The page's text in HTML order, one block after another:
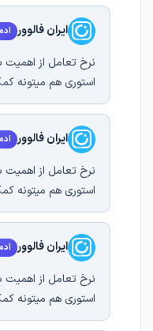
ایران فالوور
نرخ تعامل از اهمیت
استوری هم میتونه
ایران فالوور
نرخ تعامل از اهمیت
استوری هم میتونه
ایران فالوور
نرخ تعامل از اهمیت
استوری هم میتونه